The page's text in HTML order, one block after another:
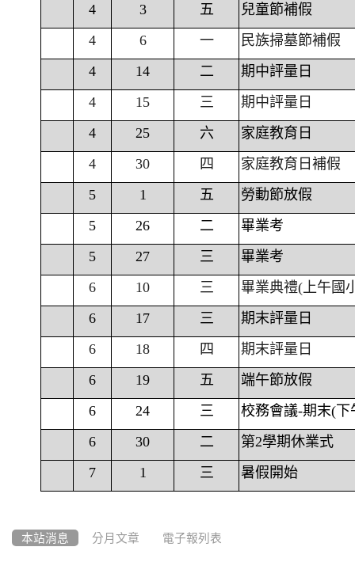
4
3 五
兒童節補假
4
6 一
民族掃墓節補假
4
14 二
期中評量日
4
15 三
期中評量日
4
25 六
家庭教育日
4
30 四
家庭教育日補假
5
1 五
勞動節放假
5
26 二
畢業考
5
27 三
畢業考
6
10 三
畢業典禮(上午國
6
17 三
期末評量日
6
18 四
期末評量日
6
19 五
端午節放假
6
24 三
校務會議-期末(下
6
30 二
第2學期休業式
7
1 三 暑假開始
本站消息 分月文章 電子報列表